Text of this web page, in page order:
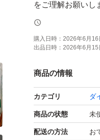
をご理解お願いし
購入日時： 2026年6月16
出品日時： 2026年6月15
商品の情報
カテゴリ ダ
商品の状態 未
配送の方法 お
いいね！